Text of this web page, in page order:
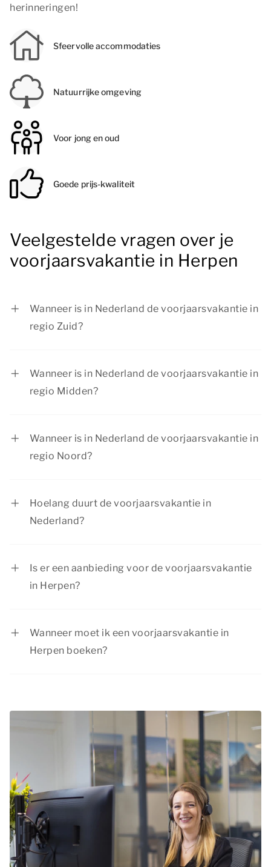
herinneringen!
Sfeervolle accommodaties
Natuurrijke omgeving
Voor jong en oud
Goede prijs-kwaliteit
Veelgestelde vragen over je
voorjaarsvakantie in Herpen
Wanneer is in Nederland de voorjaarsvakantie in
regio Zuid?
Wanneer is in Nederland de voorjaarsvakantie in
regio Midden?
Wanneer is in Nederland de voorjaarsvakantie in
regio Noord?
Hoelang duurt de voorjaarsvakantie in
Nederland?
Is er een aanbieding voor de voorjaarsvakantie
in Herpen?
Wanneer moet ik een voorjaarsvakantie in
Herpen boeken?
vakantie te gaan. Het is daarom aan te raden
tijdig je voorjaarsvakantie in Herpen te boeken,
zodat je nog kunt kiezen uit verschillende
beschikbare accommodaties.